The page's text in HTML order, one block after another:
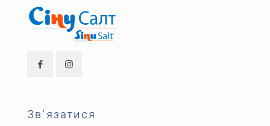
Зв’язатися